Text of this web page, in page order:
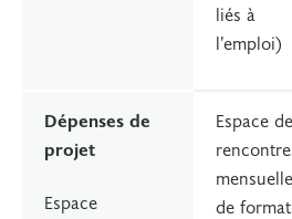
liés à
l’emploi)
Dépenses de
projet
Espace
Espace de
de